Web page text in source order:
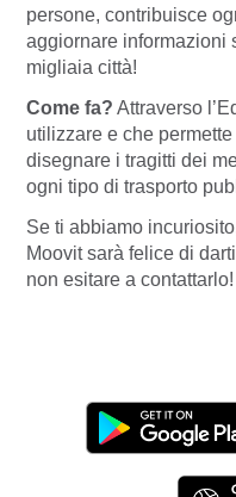
persone, contribuisce
aggiornare informazioni
migliaia città!
Come fa? Attraverso
utilizzare e che
disegnare i tragitti dei
ogni tipo di trasporto
Se ti abbiamo
Moovit sarà felice di
non esitare a contattarlo!